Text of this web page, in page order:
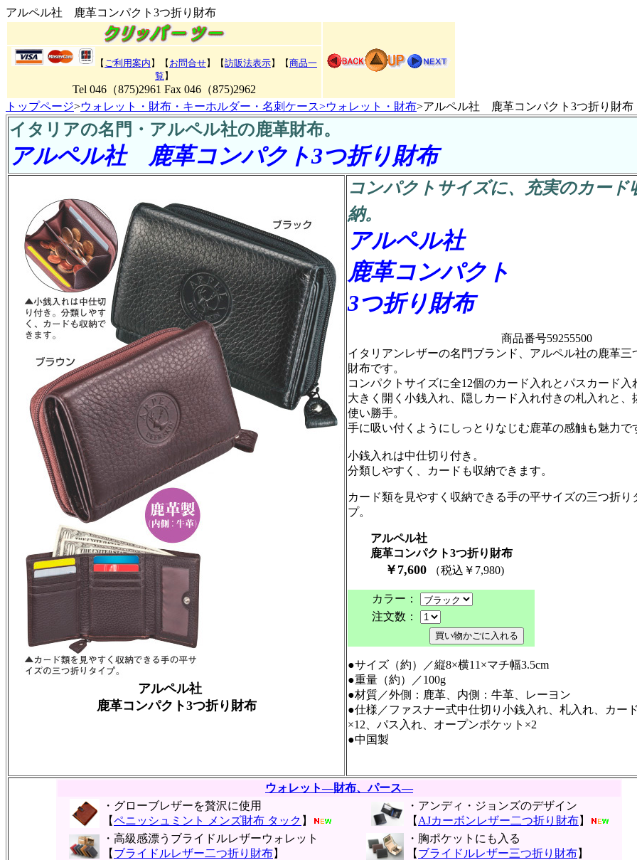
アルペル社 鹿革コンパクト3つ折り財布
【 ご利用案内 】【 お問合せ】【訪販法表示】【商品一
覧 】
Tel 046（875)2961 Fax 046（875)2962
トップページ>ウォレット・財布・キーホルダー・名刺ケース>ウォレット・財布>アルペル社 鹿革コンパクト3つ折り財布
イタリアの名門・アルペル社の鹿革財布。
アルペル社 鹿革コンパクト3つ折り財布
アルペル社
鹿革コンパクト3つ折り財布
コンパクトサイズに、充実のカード
納。
アルペル社
鹿革コンパクト
3つ折り財布
商品番号59255500
イタリアンレザーの名門ブランド、アルペル社の鹿革三
財布です。
コンパクトサイズに全12個のカード入れとパスカード入
大きく開く小銭入れ、隠しカード入れ付きの札入れと、
使い勝手。
手に吸い付くようにしっとりなじむ鹿革の感触も魅力で
小銭入れは中仕切り付き。
分類しやすく、カードも収納できます。
カード類を見やすく収納できる手の平サイズの三つ折り
プ。
アルペル社
鹿革コンパクト3つ折り財布
￥7,600 （税込￥7,980)
カラー：
注文数：
●サイズ（約）／縦8×横11×マチ幅3.5cm
●重量（約）／100g
●材質／外側：鹿革、内側：牛革、レーヨン
●仕様／ファスナー式中仕切り小銭入れ、札入れ、カー
×12、パス入れ、オープンポケット×2
●中国製
ウォレット―財布、パース―
・グローブレザーを贅沢に使用
【ペニッシュミント メンズ財布 タック 】
・アンディ・ジョンズのデザイン
【 AJカーボンレザー二つ折り財布】
・高級感漂うブライドルレザーウォレット
【 ブライドルレザー二つ折り財布】
・胸ポケットにも入る
【 ブライドルレザー三つ折り財布】